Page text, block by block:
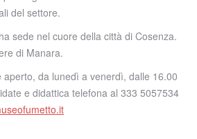
del settore.
sede nel cuore della città di Cosenza.
di Manara.
aperto, da lunedì a venerdì, dalle 16.00
e didattica telefona al 333 5057534